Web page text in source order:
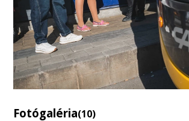
Fotógaléria(10)